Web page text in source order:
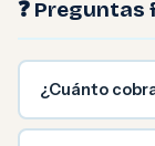
❓
¿Cuánto